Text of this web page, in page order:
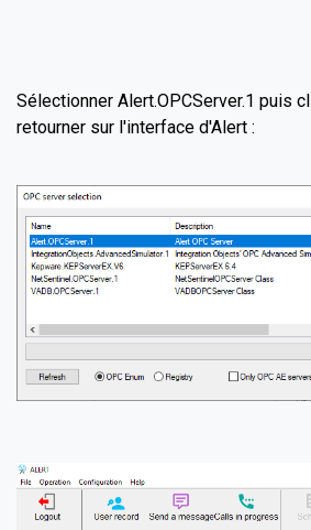
Sélectionner Alert.OPCServer.1 puis
retourner sur l'interface d'Alert :